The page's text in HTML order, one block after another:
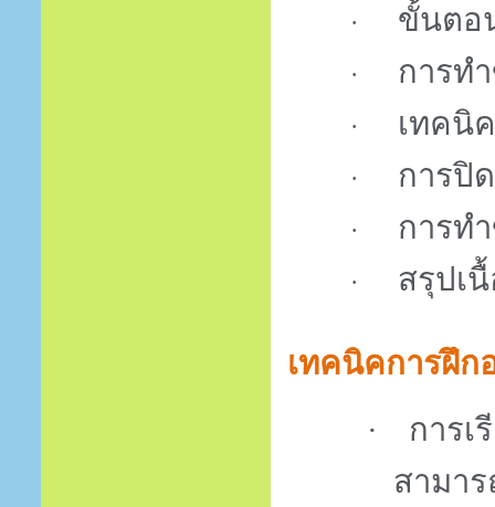
· ขั้นตอ
· การท
· เทคนิ
· การปิ
· การท
· สรุปเ
เทคนิคการฝึ
·
การ
สามา